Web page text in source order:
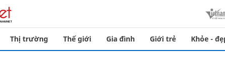
Thị trường Thế giới Gia đình Giới trẻ Khỏe -